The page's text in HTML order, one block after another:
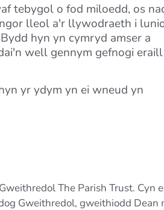
tebygol o fod miloedd, os
lleol a'r llywodraeth i
hyn yn cymryd amser a
well gennym gefnogi
yr ydym yn ei wneud yn
The Parish Trust. Cyn
Gweithredol, gweithiodd Dean